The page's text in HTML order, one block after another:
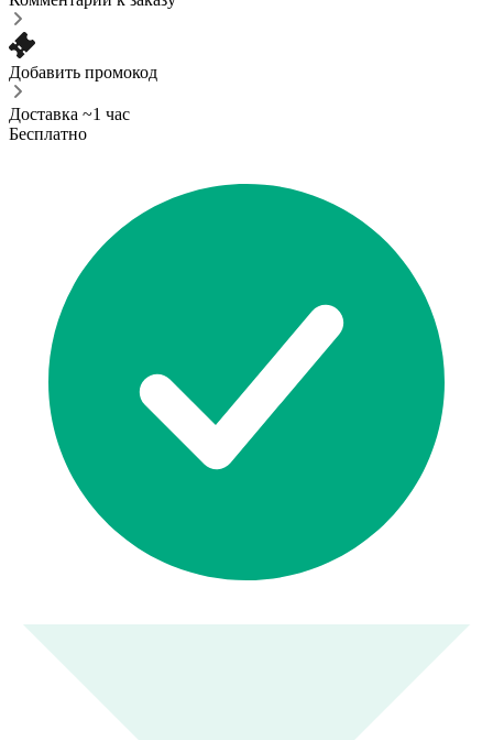
Добавить промокод
Доставка ~1 час
Бесплатно